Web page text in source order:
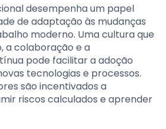
desempenha um papel
de adaptação às mudanças
moderno. Uma cultura que
a colaboração e a
pode facilitar a adoção
tecnologias e processos.
são incentivados a
riscos calculados e aprender